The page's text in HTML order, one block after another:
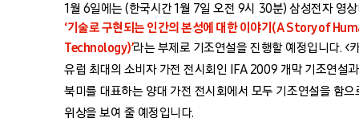
1월 6일에는 (한국시간 1월 7일 오전 9시 30분) 삼성전자 영
‘기술로 구현되는 인간의 본성에 대한 이야기(A Story of
Technology)’라는 부제로 기조연설을 진행할 예정입니다. <
유럽 최대의 소비자 가전 전시회인 IFA 2009 개막 기조연설
북미를 대표하는 양대 가전 전시회에서 모두 기조연설을 함
위상을 보여 줄 예정입니다.